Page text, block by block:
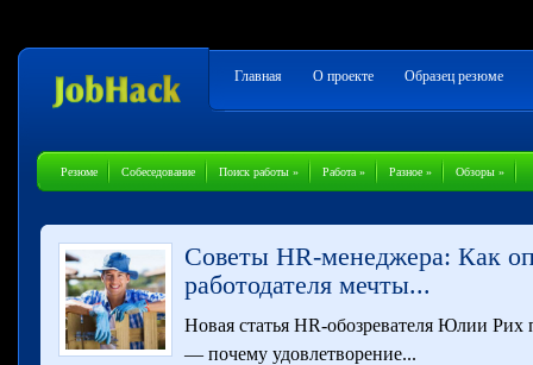
Главная О проекте Образец резюме
Резюме Собеседование Поиск работы » Работа » Разное » Обзоры »
Советы HR-менеджера: Как
работодателя мечты...
Новая статья HR-обозревателя Юлии Рих
— почему удовлетворение...